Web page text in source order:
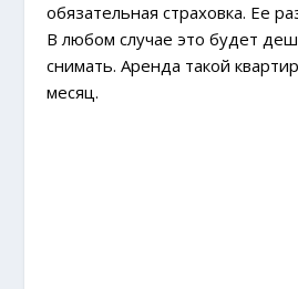
обязательная страховка. Ее
В любом случае это будет
снимать. Аренда такой
месяц.